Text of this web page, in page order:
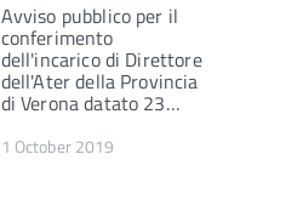
Avviso pubblico per il
conferimento
dell'incarico di Direttore
dell'Ater della Provincia
di Verona datato 23…
1 October 2019